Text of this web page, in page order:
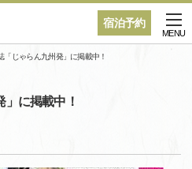
宿泊予約
MENU
「じゃらん九州発」に掲載中！
に掲載中！